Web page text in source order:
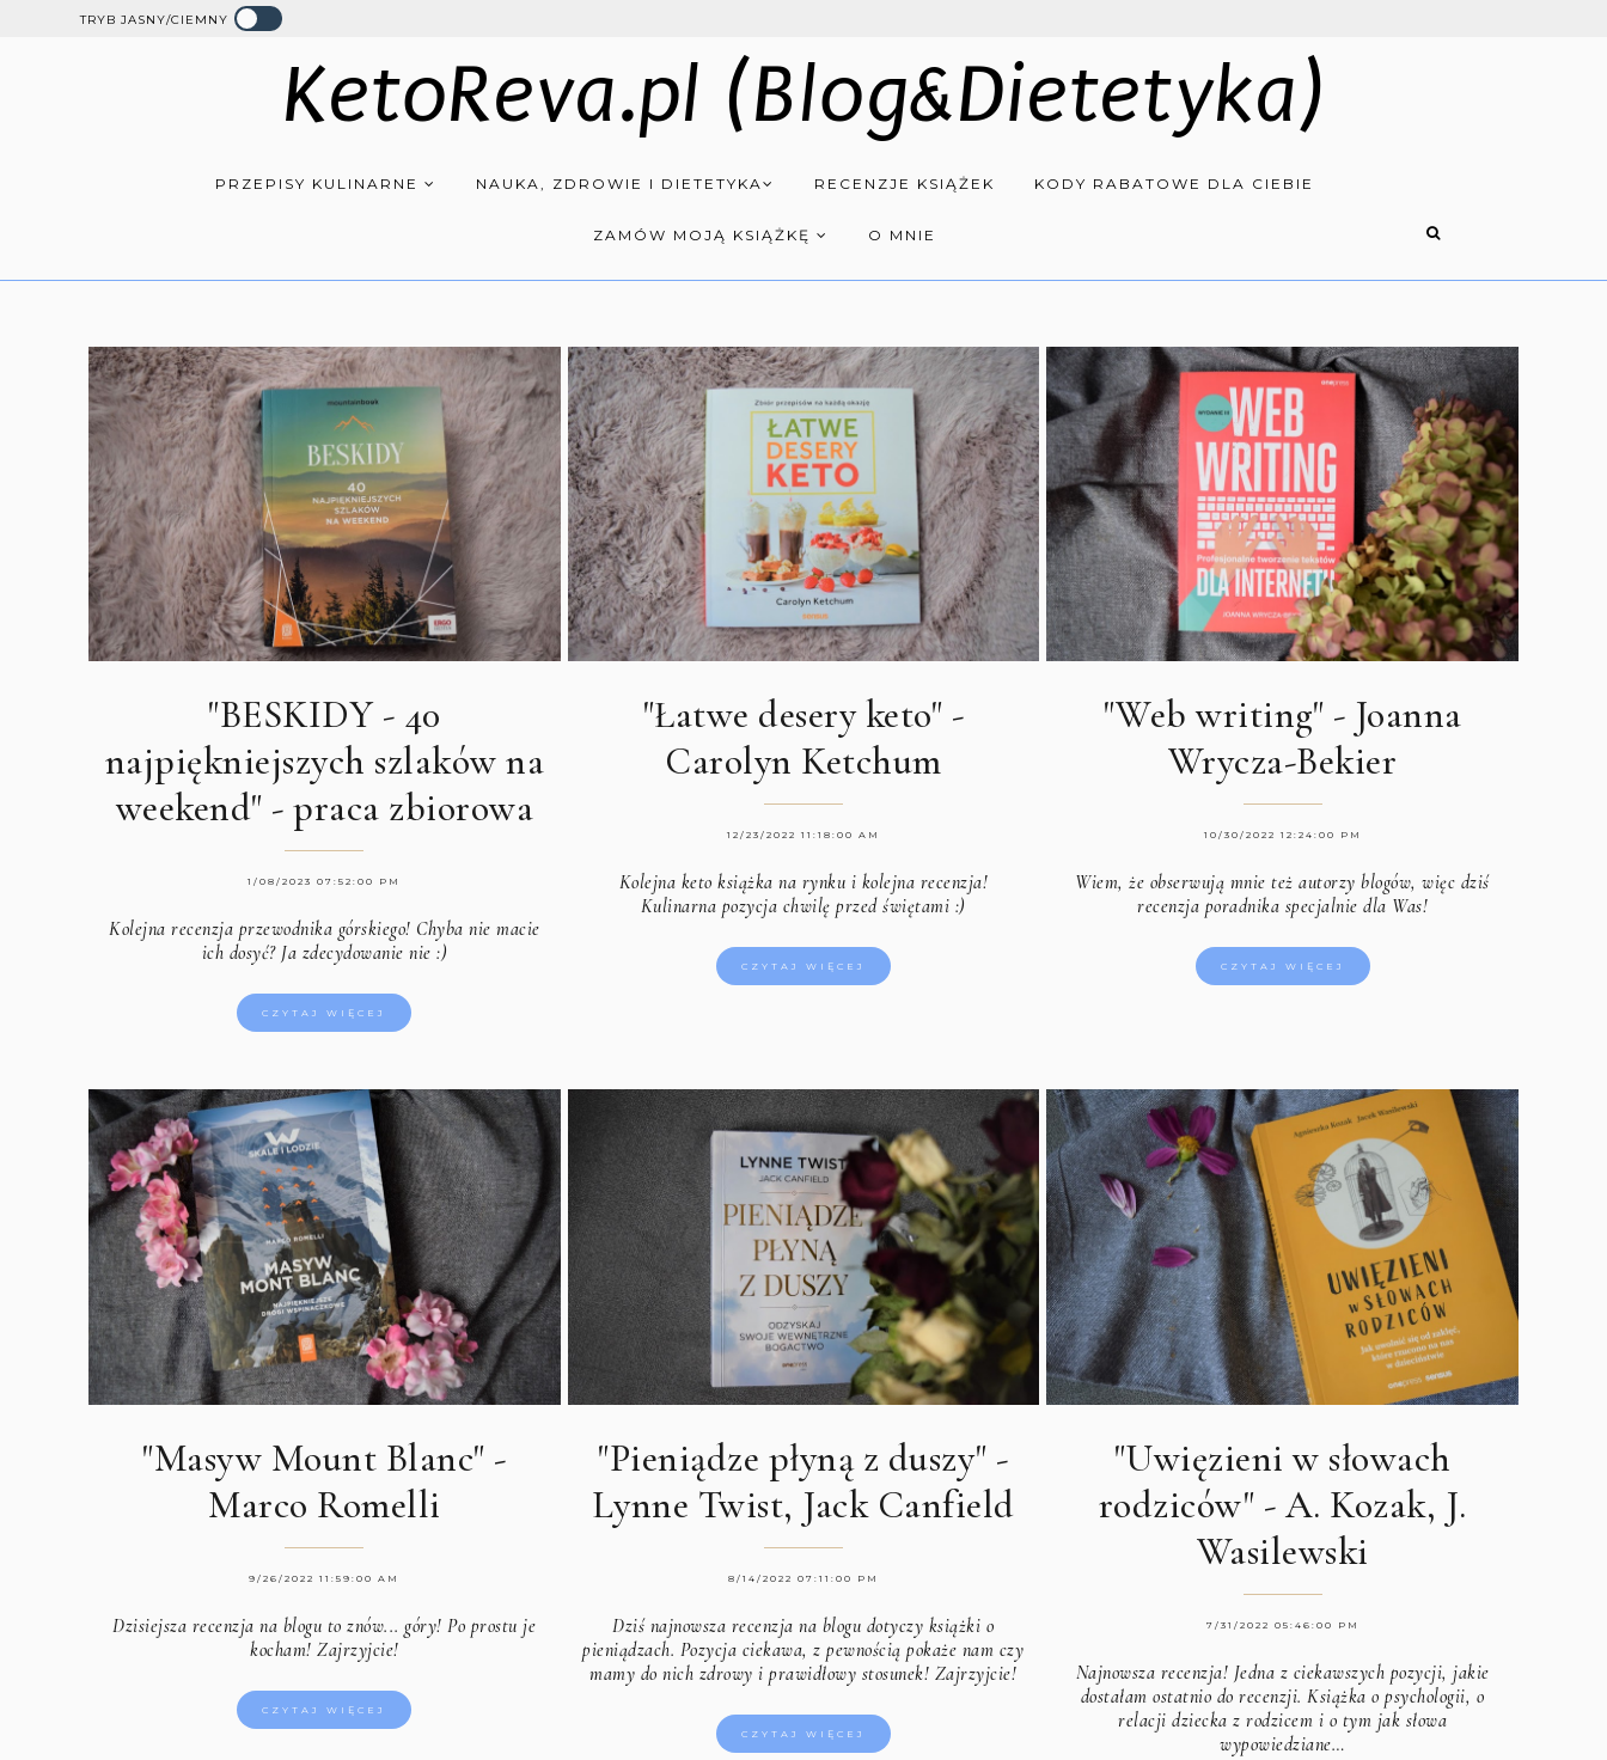
TRYB JASNY/CIEMNY
KetoReva.pl (Blog&Dietetyka)
PRZEPISY KULINARNE NAUKA, ZDROWIE I DIETETYKA RECENZJE KSIĄŻEK KODY RABATOWE DLA CIEBIE
ZAMÓW MOJĄ KSIĄŻKĘ O MNIE
"BESKIDY - 40
najpiękniejszych szlaków na
weekend" - praca zbiorowa
1/08/2023 07:52:00 PM
Kolejna recenzja przewodnika górskiego! Chyba nie macie
ich dosyć? Ja zdecydowanie nie :)
CZYTAJ WIĘCEJ
"Łatwe desery keto" -
Carolyn Ketchum
12/23/2022 11:18:00 AM
Kolejna keto książka na rynku i kolejna recenzja!
Kulinarna pozycja chwilę przed świętami :)
CZYTAJ WIĘCEJ
"Web writing" - Joanna
Wrycza-Bekier
10/30/2022 12:24:00 PM
Wiem, że obserwują mnie też autorzy blogów, więc dziś
recenzja poradnika specjalnie dla Was!
CZYTAJ WIĘCEJ
"Masyw Mount Blanc" -
Marco Romelli
9/26/2022 11:59:00 AM
Dzisiejsza recenzja na blogu to znów... góry! Po prostu je
kocham! Zajrzyjcie!
CZYTAJ WIĘCEJ
"Pieniądze płyną z duszy" -
Lynne Twist, Jack Canfield
8/14/2022 07:11:00 PM
Dziś najnowsza recenzja na blogu dotyczy książki o
pieniądzach. Pozycja ciekawa, z pewnością pokaże nam czy
mamy do nich zdrowy i prawidłowy stosunek! Zajrzyjcie!
CZYTAJ WIĘCEJ
"Uwięzieni w słowach
rodziców" - A. Kozak, J.
Wasilewski
7/31/2022 05:46:00 PM
Najnowsza recenzja! Jedna z ciekawszych pozycji, jakie
dostałam ostatnio do recenzji. Książka o psychologii, o
relacji dziecka z rodzicem i o tym jak słowa
wypowiedziane…